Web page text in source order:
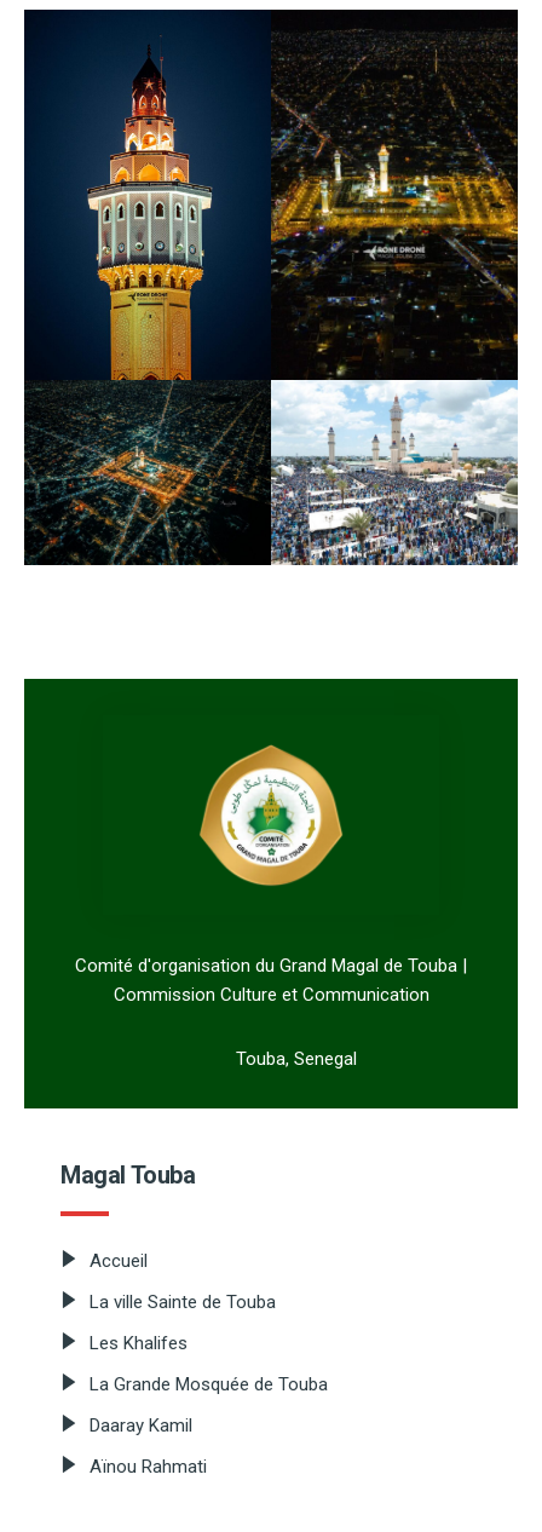
Comité d'organisation du Grand Magal de Touba |
Commission Culture et Communication
Touba, Senegal
Magal Touba
Accueil
La ville Sainte de Touba
Les Khalifes
La Grande Mosquée de Touba
Daaray Kamil
Aïnou Rahmati